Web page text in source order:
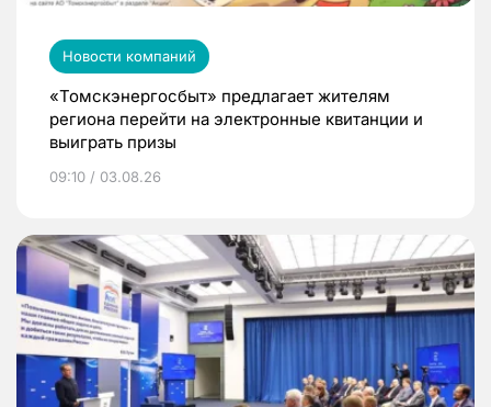
Новости компаний
«Томскэнергосбыт» предлагает жителям
региона перейти на электронные квитанции и
выиграть призы
09:10 / 03.08.26